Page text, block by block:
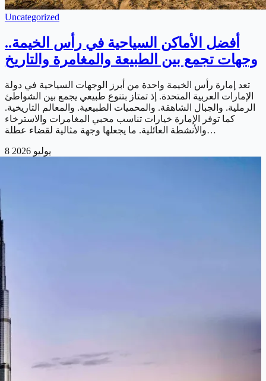
Uncategorized
أفضل الأماكن السياحية في رأس الخيمة..
وجهات تجمع بين الطبيعة والمغامرة والتاريخ
تعد إمارة رأس الخيمة واحدة من أبرز الوجهات السياحية في دولة
الإمارات العربية المتحدة. إذ تمتاز بتنوع طبيعي يجمع بين الشواطئ
الرملية. والجبال الشاهقة. والمحميات الطبيعية. والمعالم التاريخية.
كما توفر الإمارة خيارات تناسب محبي المغامرات والاسترخاء
والأنشطة العائلية. ما يجعلها وجهة مثالية لقضاء عطلة…
8 يوليو 2026